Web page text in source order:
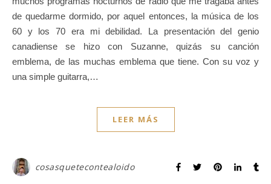
de quedarme dormido, por aquel entonces, la música de los
60 y los 70 era mi debilidad. La presentación del genio
canadiense se hizo con Suzanne, quizás su canción
emblema, de las muchas emblema que tiene. Con su voz y
una simple guitarra,…
LEER MÁS
cosasquetecontealoido